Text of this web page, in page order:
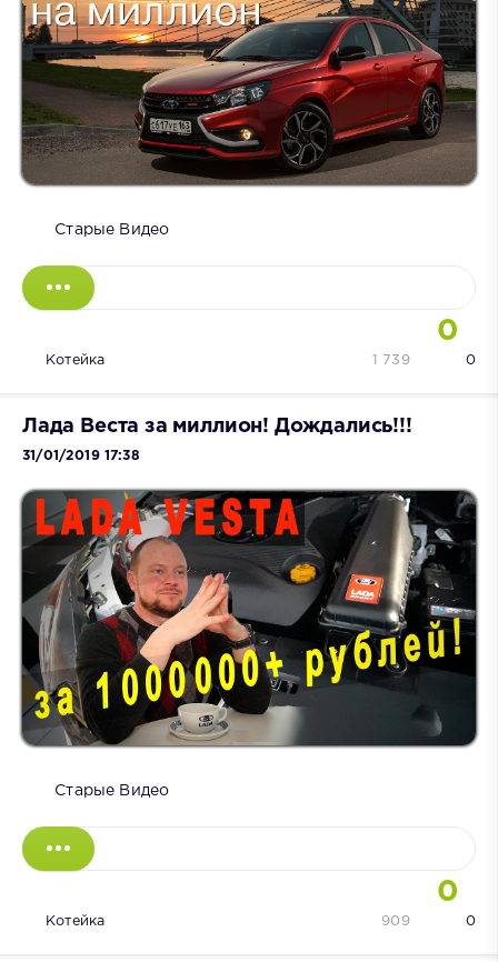
Старые Видео
0
Котейка 0
1 739
Лада Веста за миллион! Дождались!!!
31/01/2019 17:38
Старые Видео
0
Котейка 0
909